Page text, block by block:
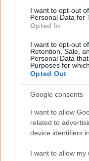
I want to opt-out
Personal Data for
Opted In
I want to opt-out
Retention, Sale,
Personal Data
Purposes for
Opted Out
Google consents
I want to allow
related to
device identifiers
I want to allow
Μαρία
– Απαντάει για